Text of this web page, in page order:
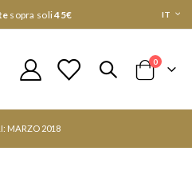
sopra soli45€ Lingua
IT
Cart
0elementi
MARZO 2018